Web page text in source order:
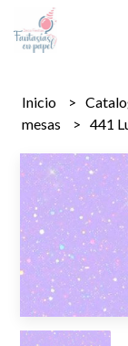
Inicio
mesas
441